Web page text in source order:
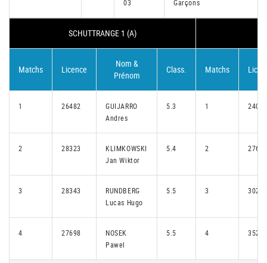
03
Garçons
SCHUTTRANGE 1 (A)
Matchs Licence
Nom &
Prénom
Class. Matchs
1 26482
GUIJARRO
Andres
5.3 1 24077
2 28323
KLIMKOWSKI
Jan Wiktor
5.4 2 27612
3 28343
RUNDBERG
Lucas Hugo
5.5 3 30264
4 27698
NOSEK
Pawel
5.5 4 35298